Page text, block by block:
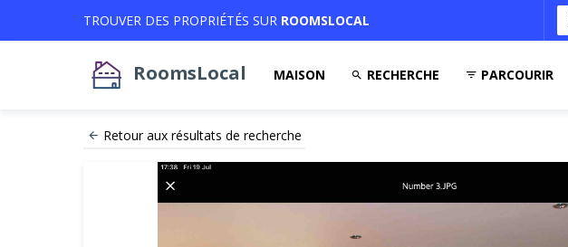
TROUVER DES PROPRIÉTÉS SUR ROOMSLOCAL
RoomsLocal MAISON RECHERCHE PARCOURIR
Retour aux résultats de recherche